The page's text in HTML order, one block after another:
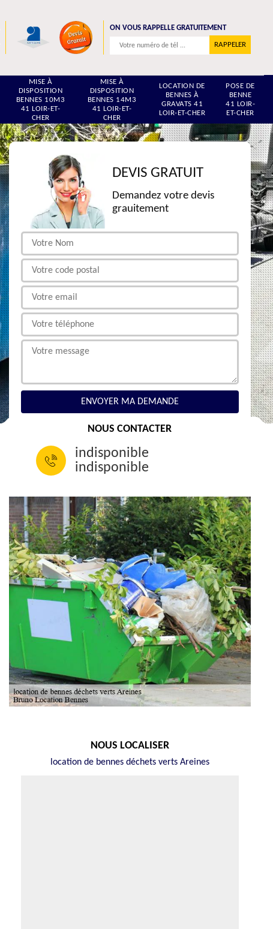
ON VOUS RAPPELLE GRATUITEMENT
MISE À
DISPOSITION
BENNES 10M3
41 LOIR-ET-
CHER
MISE À
DISPOSITION
BENNES 14M3
41 LOIR-ET-
CHER
LOCATION DE
BENNES À
GRAVATS 41
LOIR-ET-CHER
POSE DE
BENNE
41 LOIR-
ET-CHER
DEVIS GRATUIT
Demandez votre devis
grauitement
NOUS CONTACTER
indisponible
indisponible
NOUS LOCALISER
location de bennes déchets verts Areines